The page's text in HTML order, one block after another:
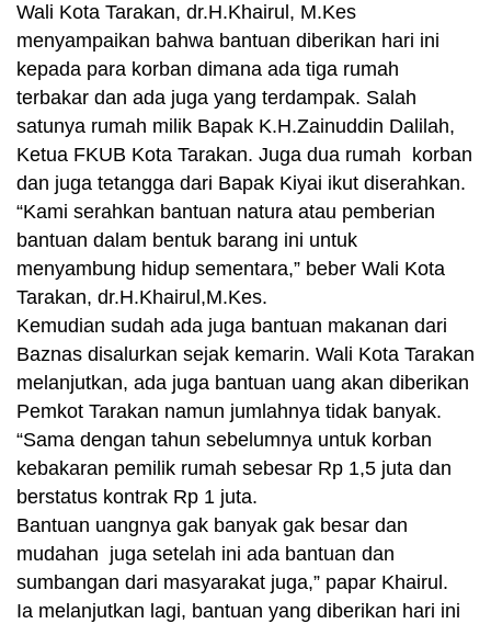
Wali Kota Tarakan, dr.H.Khairul, M.Kes
menyampaikan bahwa bantuan diberikan hari ini
kepada para korban dimana ada tiga rumah
terbakar dan ada juga yang terdampak. Salah
satunya rumah milik Bapak K.H.Zainuddin Dalilah,
Ketua FKUB Kota Tarakan. Juga dua rumah korban
dan juga tetangga dari Bapak Kiyai ikut diserahkan.
“Kami serahkan bantuan natura atau pemberian
bantuan dalam bentuk barang ini untuk
menyambung hidup sementara,” beber Wali Kota
Tarakan, dr.H.Khairul,M.Kes.
Kemudian sudah ada juga bantuan makanan dari
Baznas disalurkan sejak kemarin. Wali Kota Tarakan
melanjutkan, ada juga bantuan uang akan diberikan
Pemkot Tarakan namun jumlahnya tidak banyak.
“Sama dengan tahun sebelumnya untuk korban
kebakaran pemilik rumah sebesar Rp 1,5 juta dan
berstatus kontrak Rp 1 juta.
Bantuan uangnya gak banyak gak besar dan
mudahan juga setelah ini ada bantuan dan
sumbangan dari masyarakat juga,” papar Khairul.
Ia melanjutkan lagi, bantuan yang diberikan hari ini